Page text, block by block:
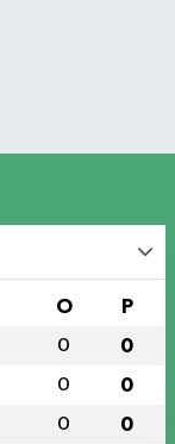
O P
0 0
0 0
0 0